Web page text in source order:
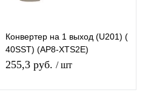
Конвертер на 1 выход (U201) (
40SST) (AP8-XTS2E)
линейной поляризации
255,3 руб. / шт